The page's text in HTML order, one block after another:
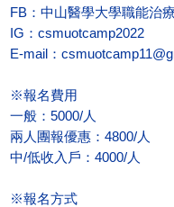
FB：中山醫學大學職能治
IG：csmuotcamp2022
E-mail：
※報名費用
一般 ： 5000/人
兩人團報優惠 ： 4800/人
中/低收入戶 ： 4000/人
※報名方式